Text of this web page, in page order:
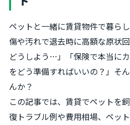
ペットと一緒に賃貸物件で暮ら
傷や汚れで退去時に高額な原状
どうしよう…」「保険で本当に
をどう準備すればいいの？」そ
んか？
この記事では、賃貸でペットを
復トラブル例や費用相場、ペッ